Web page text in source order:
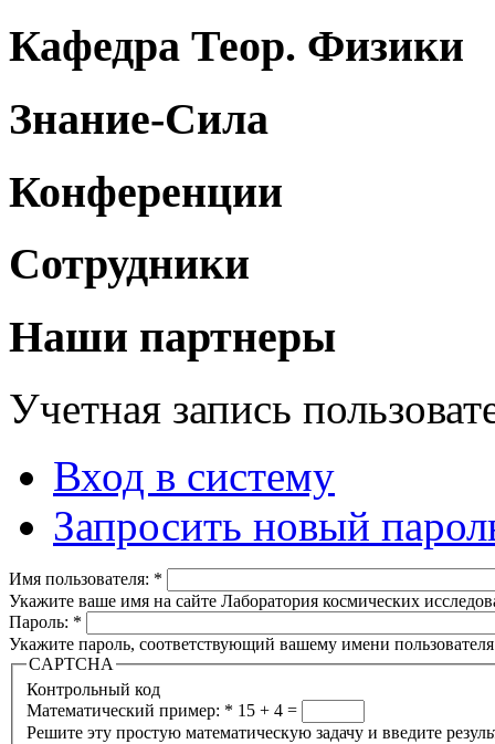
Кафедра Теор. Физики
Знание-Сила
Конференции
Сотрудники
Наши партнеры
Учетная запись
Вход в систему
Запросить новый
Имя пользователя: *
Укажите ваше имя на сайте Лаборатория космических
Пароль: *
Укажите пароль, соответствующий вашему имени
CAPTCHA
Контрольный код
Математический пример: * 15 + 4 =
Решите эту простую математическую задачу и введите